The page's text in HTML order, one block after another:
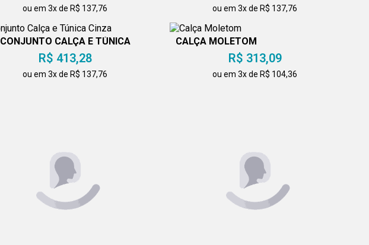
ou em 3x de R$ 137,76 ou em 3x de R$ 137,76
CONJUNTO CALÇA E TÚNICA
CINZA
R$ 413,28
ou em 3x de R$ 137,76
CALÇA MOLETOM
R$ 313,09
ou em 3x de R$ 104,36
CONJUNTO CALÇA E COLETE
TRANSPASSADO COLEÇÃO
R$ 413,28
CONJUNTO CALÇA E TÚNICA
R$ 413,28